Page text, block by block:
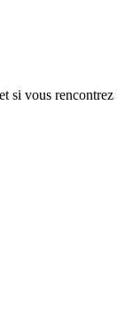
si vous